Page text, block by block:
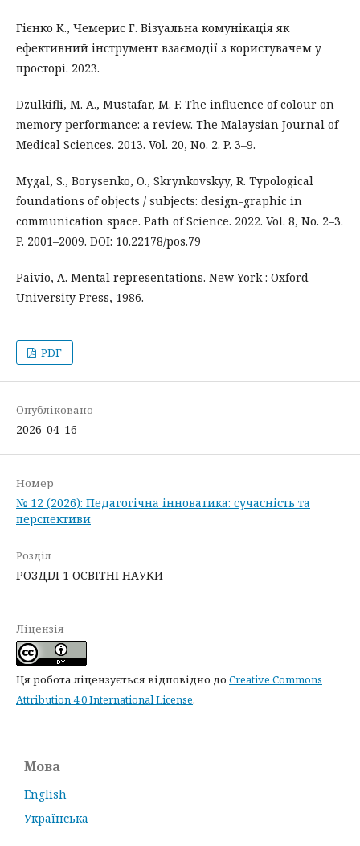
Гієнко К., Чемерис Г. Візуальна комунікація як
ефективний інструмент взаємодії з користувачем у
просторі. 2023.
Dzulkifli, M. A., Mustafar, M. F. The influence of colour on
memory performance: a review. The Malaysian Journal of
Medical Sciences. 2013. Vol. 20, No. 2. P. 3–9.
Mygal, S., Borysenko, O., Skrynkovskyy, R. Typological
foundations of objects / subjects: design-graphic in
communication space. Path of Science. 2022. Vol. 8, No. 2–3.
P. 2001–2009. DOI: 10.22178/pos.79
Paivio, A. Mental representations. New York : Oxford
University Press, 1986.
PDF
Опубліковано
2026-04-16
Номер
№ 12 (2026): Педагогічна інноватика: сучасність та
перспективи
Розділ
РОЗДІЛ 1 ОСВІТНІ НАУКИ
Ліцензія
Ця робота ліцензується відповідно до Creative Commons
Attribution 4.0 International License.
Мова
English
Українська